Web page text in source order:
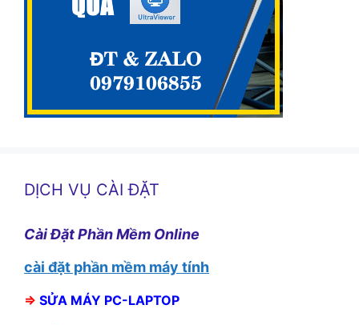
DỊCH VỤ CÀI ĐẶT
Cài Đặt Phần Mềm Online
cài đặt phần mềm máy tính
⇒ SỬA MÁY PC-LAPTOP